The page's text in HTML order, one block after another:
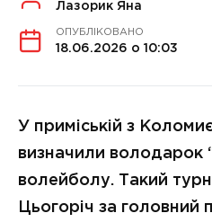
Лазорик Яна
ОПУБЛІКОВАНО
18.06.2026 о 10:03
У приміській з
визначили володарок
волейболу. Такий
Цьогоріч за